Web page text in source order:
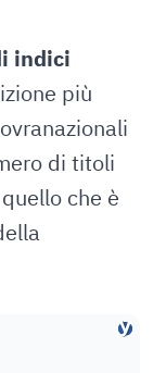
indici
più
di titoli
che è